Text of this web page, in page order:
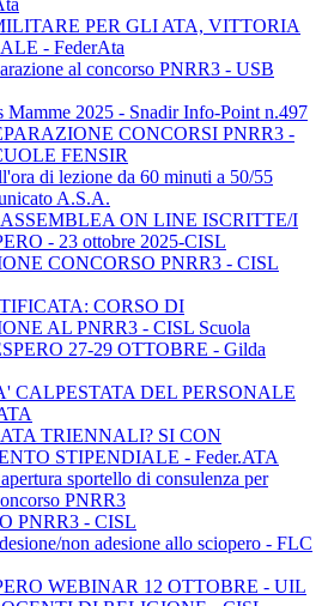
PER GLI ATA, VITTORIA
- FederAta
al concorso PNRR3 - USB
Mamme 2025 - Snadir Info-Point n.497
CONCORSI PNRR3 -
FENSIR
di lezione da 60 minuti a 50/55
A.S.A.
ON LINE ISCRITTE/I
- 23 ottobre 2025-CISL
CONCORSO PNRR3 - CISL
CORSO DI
AL PNRR3 - CISL Scuola
27-29 OTTOBRE - Gilda
CALPESTATA DEL PERSONALE
TRIENNALI? SI CON
STIPENDIALE - Feder.ATA
sportello di consulenza per
PNRR3
PNRR3 - CISL
non adesione allo sciopero - FLC
WEBINAR 12 OTTOBRE - UIL